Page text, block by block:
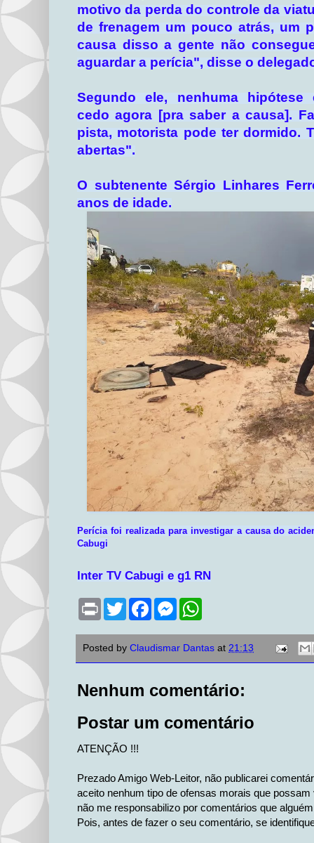
motivo da perda do controle da
de frenagem um pouco atrás, um
causa disso a gente não
aguardar a perícia", disse o
Segundo ele, nenhuma hipótese
cedo agora [pra saber a causa].
pista, motorista pode ter dormido.
abertas".
O subtenente Sérgio Linhares
anos de idade.
Perícia foi realizada para investigar a causa do
Cabugi
Inter TV Cabugi e g1 RN
n
t
w
t
t
e
b
M
s
e
r
t
s
Posted by Claudismar Dantas at 21:13
Nenhum comentário:
Postar um comentário
ATENÇÃO !!!
Prezado Amigo Web-Leitor, não publicarei
aceito nenhum tipo de ofensas morais que
não me responsabilizo por comentários que
Pois, antes de fazer o seu comentário, se